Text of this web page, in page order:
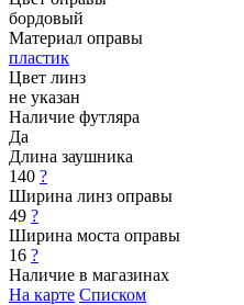
бордовый
Материал оправы
пластик
Цвет линз
не указан
Наличие футляра
Да
Длина заушника
140 ?
Ширина линз оправы
49 ?
Ширина моста оправы
16 ?
Наличие в магазинах
На карте Списком